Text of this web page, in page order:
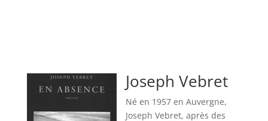
Joseph Vebret
Né en 1957 en Auvergne,
Joseph Vebret, après des